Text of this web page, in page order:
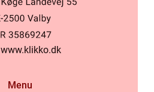
www.klikko.dk
Menu